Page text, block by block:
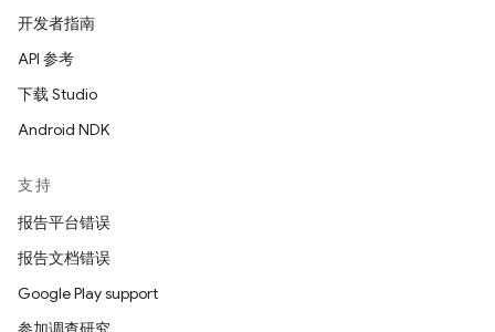
开发者指南
API 参考
下载 Studio
Android NDK
支持
报告平台错误
报告文档错误
Google Play support